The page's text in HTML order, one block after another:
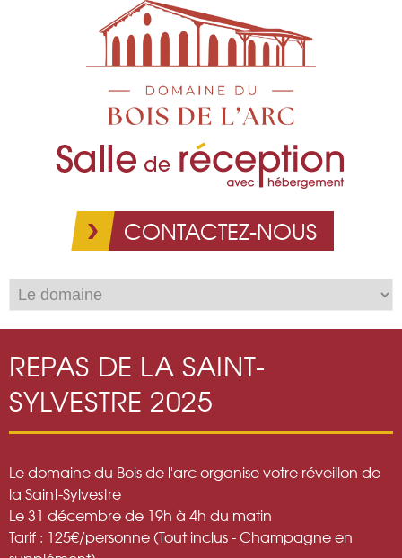
Aller au
contenu
CONTACTEZ-NOUS
REPAS DE LA SAINT-
SYLVESTRE 2025
Le domaine du Bois de l'arc organise votre réveillon de
la Saint-Sylvestre
Le 31 décembre de 19h à 4h du matin
Tarif : 125€/personne (Tout inclus - Champagne en